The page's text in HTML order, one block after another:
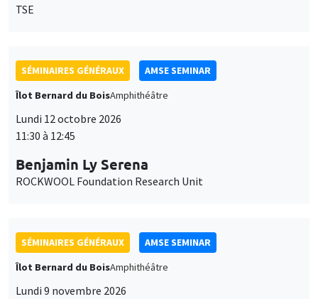
TSE
SÉMINAIRES GÉNÉRAUX
AMSE SEMINAR
Îlot Bernard du BoisAmphithéâtre
Lundi 12 octobre 2026
11:30 à 12:45
Benjamin Ly Serena
ROCKWOOL Foundation Research Unit
SÉMINAIRES GÉNÉRAUX
AMSE SEMINAR
Îlot Bernard du BoisAmphithéâtre
Lundi 9 novembre 2026